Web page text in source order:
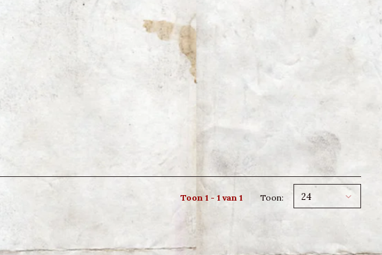
Toon 1 - 1 van 1 Toon: 24